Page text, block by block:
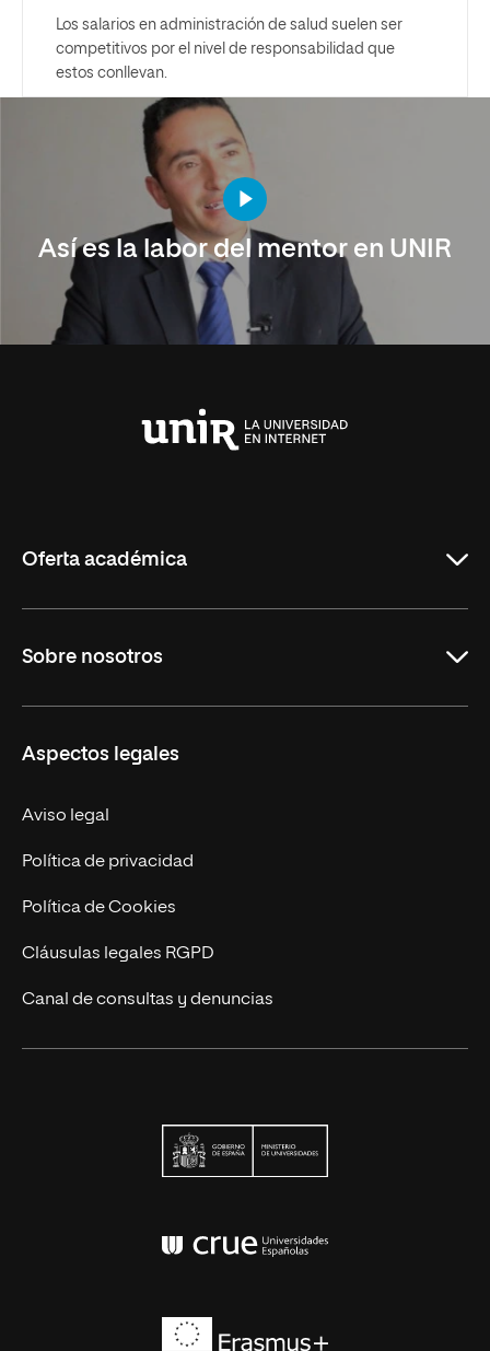
Los salarios en administración de salud suelen ser
competitivos por el nivel de responsabilidad que
estos conllevan.
Así es la labor del mentor en UNIR
Oferta académica
Maestrías
Sobre nosotros
Trabaja en UNIR
Actualidad
Contacto
Aspectos legales
Aviso legal
Política de privacidad
Política de Cookies
Cláusulas legales RGPD
Canal de consultas y denuncias
Conferencia de